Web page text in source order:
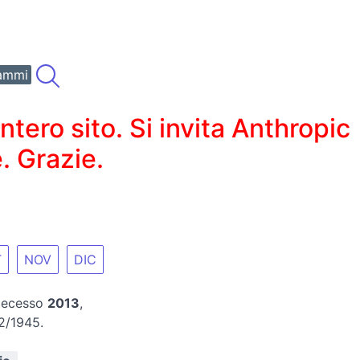
sito. Si invita Anthropic
Grazie.
NOV DIC
2013,
1945.